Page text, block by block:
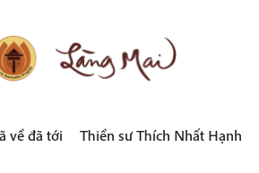
LÀNG MAI
về đã tới Thiền sư Thích Nhất Hạnh